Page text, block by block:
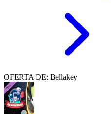
OFERTA DE: Bellakey